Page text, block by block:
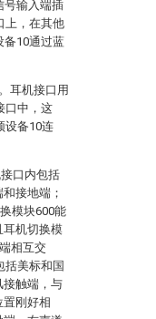
号输入端插
上，在其他
备10通过蓝
耳机接口用
口中，这
设备10连
口内包括
接地端；
模块600能
耳机切换模
相互交
括美标和国
接触端，与
置刚好相